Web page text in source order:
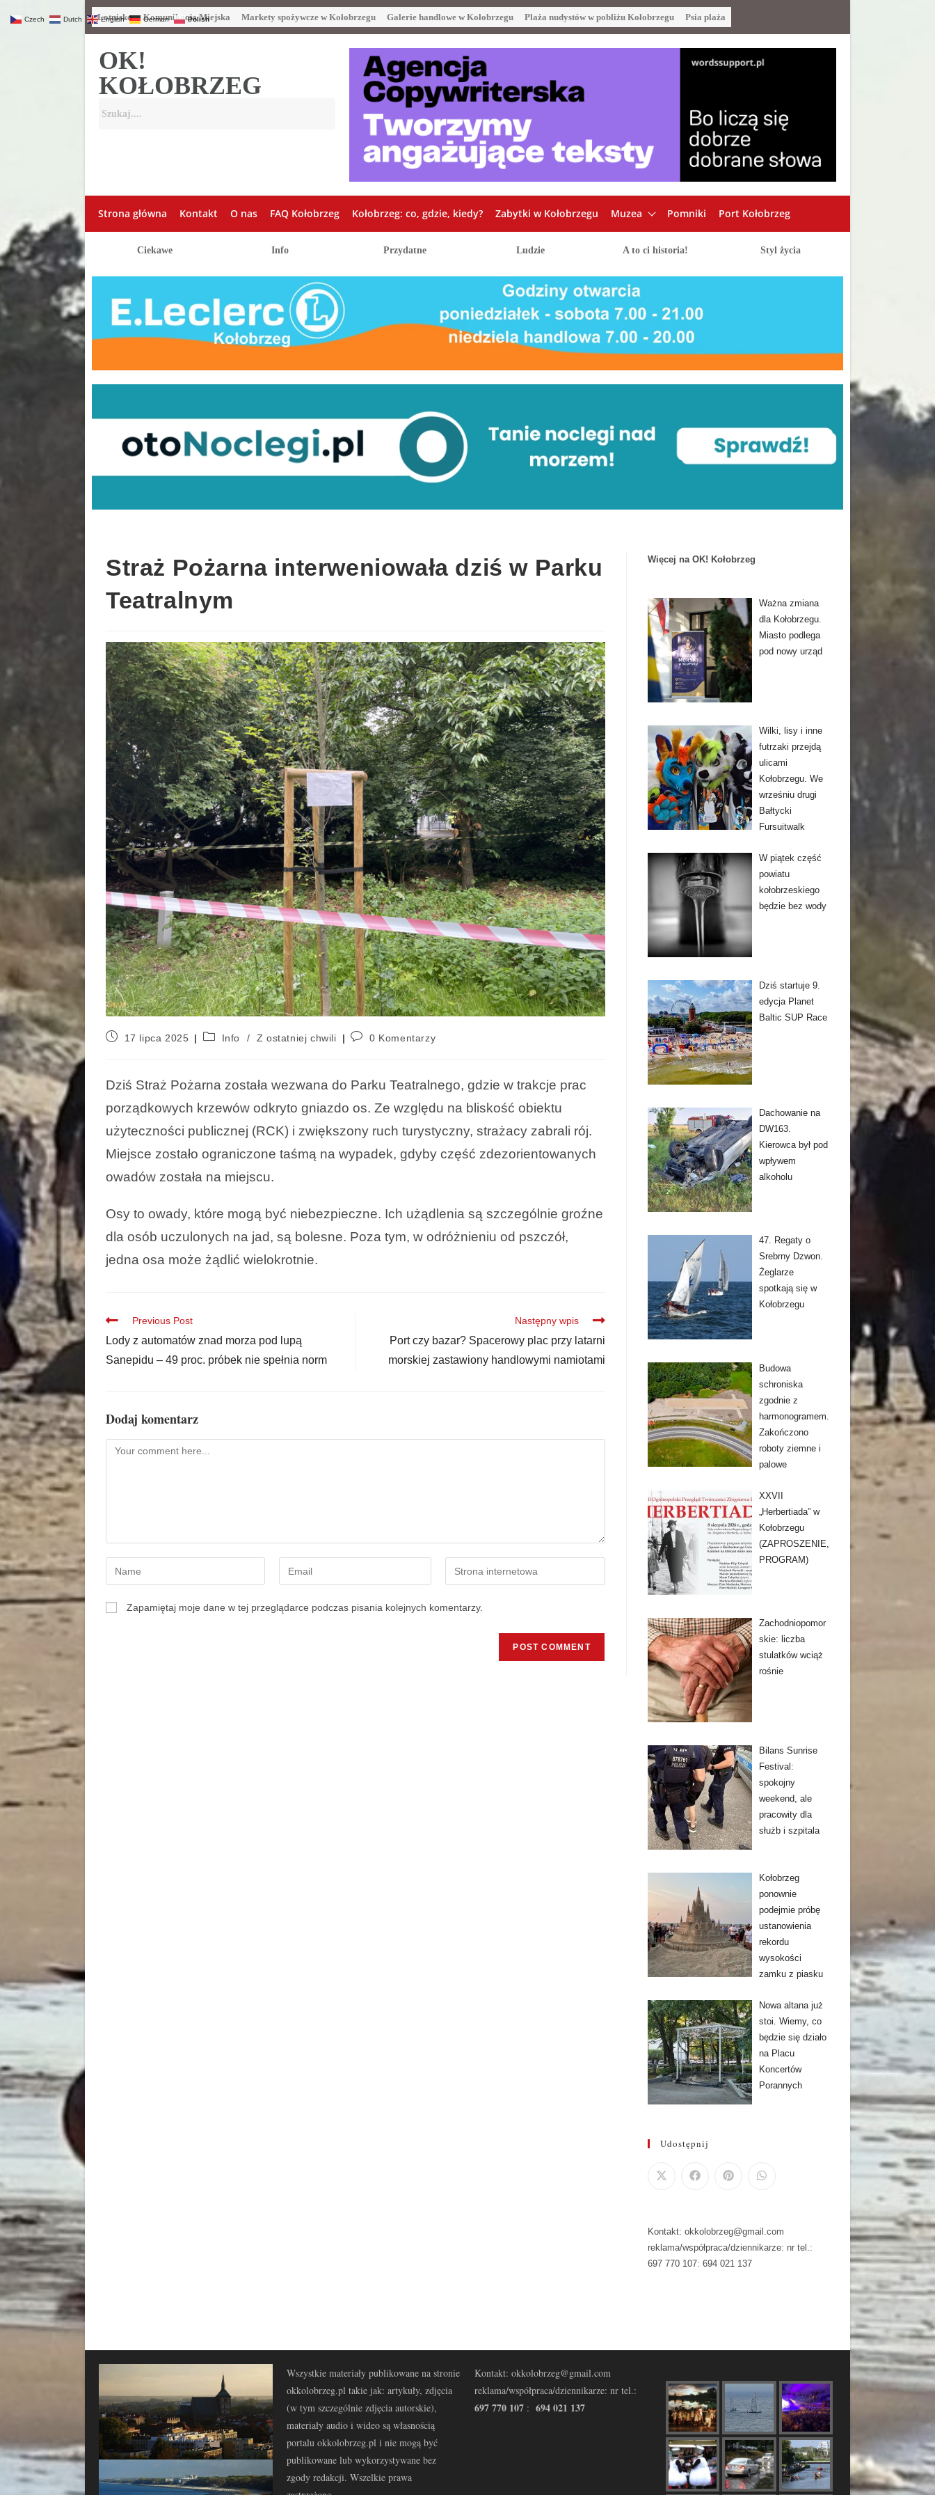
Lotnisko Komunikacja Miejska Markety spożywcze w Kołobrzegu Galerie handlowe w Kołobrzegu Plaża nudystów w pobliżu Kołobrzegu Psia plaża
OK!
KOŁOBRZEG
Strona główna Kontakt O nas FAQ Kołobrzeg Kołobrzeg: co, gdzie, kiedy? Zabytki w Kołobrzegu Muzea Pomniki Port Kołobrzeg
Ciekawe Info Przydatne Ludzie A to ci historia! Styl życia
Straż Pożarna interweniowała dziś w Parku
Teatralnym
17 lipca 2025 Info / Z ostatniej chwili 0 Komentarzy
Dziś Straż Pożarna została wezwana do Parku Teatralnego, gdzie w trakcje prac
porządkowych krzewów odkryto gniazdo os. Ze względu na bliskość obiektu
użyteczności publicznej (RCK) i zwiększony ruch turystyczny, strażacy zabrali rój.
Miejsce zostało ograniczone taśmą na wypadek, gdyby część zdezorientowanych
owadów została na miejscu.
Osy to owady, które mogą być niebezpieczne. Ich użądlenia są szczególnie groźne
dla osób uczulonych na jad, są bolesne. Poza tym, w odróżnieniu od pszczół,
jedna osa może żądlić wielokrotnie.
Previous Post
Lody z automatów znad morza pod lupą
Sanepidu – 49 proc. próbek nie spełnia norm
Następny wpis
Port czy bazar? Spacerowy plac przy latarni
morskiej zastawiony handlowymi namiotami
Dodaj komentarz
Zapamiętaj moje dane w tej przeglądarce podczas pisania kolejnych komentarzy.
Więcej na OK! Kołobrzeg
Ważna zmiana
dla Kołobrzegu.
Miasto podlega
pod nowy urząd
Wilki, lisy i inne
futrzaki przejdą
ulicami
Kołobrzegu. We
wrześniu drugi
Bałtycki
Fursuitwalk
W piątek część
powiatu
kołobrzeskiego
będzie bez wody
Dziś startuje 9.
edycja Planet
Baltic SUP Race
Dachowanie na
DW163.
Kierowca był pod
wpływem
alkoholu
47. Regaty o
Srebrny Dzwon.
Żeglarze
spotkają się w
Kołobrzegu
Budowa
schroniska
zgodnie z
harmonogramem.
Zakończono
roboty ziemne i
palowe
XXVII
„Herbertiada” w
Kołobrzegu
(ZAPROSZENIE,
PROGRAM)
Zachodniopomor
skie: liczba
stulatków wciąż
rośnie
Bilans Sunrise
Festival:
spokojny
weekend, ale
pracowity dla
służb i szpitala
Kołobrzeg
ponownie
podejmie próbę
ustanowienia
rekordu
wysokości
zamku z piasku
Nowa altana już
stoi. Wiemy, co
będzie się działo
na Placu
Koncertów
Porannych
Udostępnij
Kontakt: okkolobrzeg@gmail.com
reklama/współpraca/dziennikarze: nr tel.:
697 770 107: 694 021 137
Wszystkie materiały publikowane na stronie
okkolobrzeg.pl takie jak: artykuły, zdjęcia
(w tym szczególnie zdjęcia autorskie),
materiały audio i wideo są własnością
portalu okkolobrzeg.pl i nie mogą być
publikowane lub wykorzystywane bez
zgody redakcji. Wszelkie prawa
Kontakt: okkolobrzeg@gmail.com
reklama/współpraca/dziennikarze: nr tel.:
697 770 107 : 694 021 137
Czech Dutch English German Polish